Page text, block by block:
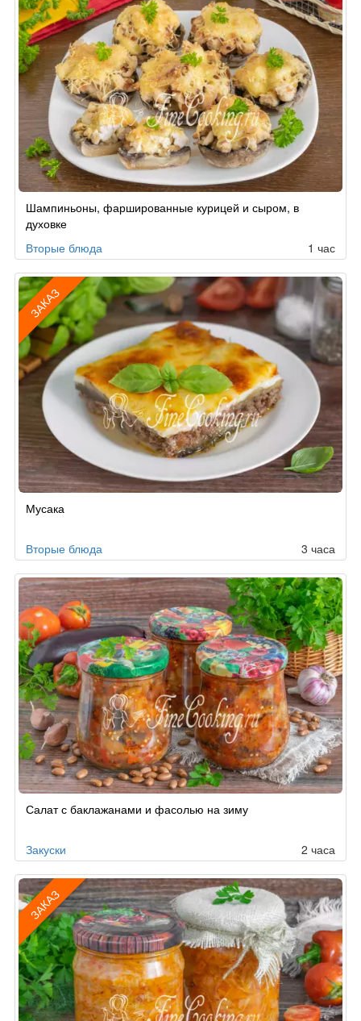
Шампиньоны, фаршированные курицей и сыром, в
духовке
Вторые блюда
1 час
ЗАКАЗ
поМусака
Вторые блюда 3 часа
Салат с баклажанами и фасолью на зиму
Закуски 2 часа
ЗАКАЗ